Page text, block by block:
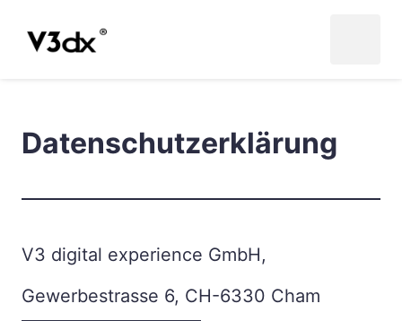
Datenschutzerklärung
V3 digital experience GmbH,
Gewerbestrasse 6, CH-6330 Cham